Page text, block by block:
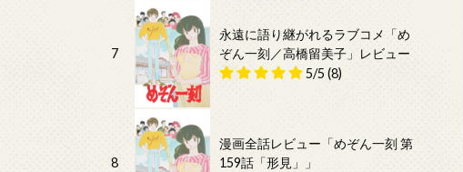
7
永遠に語り継がれるラブコメ「め
ぞん一刻／高橋留美子」レビュー
5/5 (8)
8
漫画全話レビュー「めぞん一刻 第
159話「形見」」